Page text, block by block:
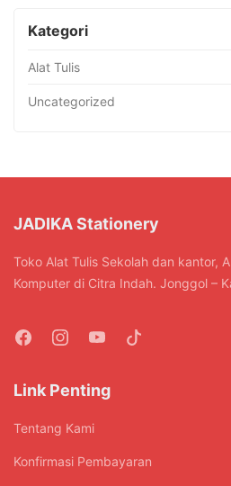
Kategori
Alat Tulis
Uncategorized
JADIKA Stationery
Toko Alat Tulis Sekolah dan kantor,
Komputer di Citra Indah. Jonggol –
Link Penting
Tentang Kami
Konfirmasi Pembayaran